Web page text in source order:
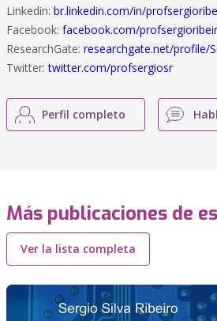
Linkedin: br.linkedin.com/in/
Facebook: facebook.com/
ResearchGate: researchgate.net/profile/
Twitter:twitter.com/profsergiosr
Perfil completo
Más publicaciones de
Ver la lista completa